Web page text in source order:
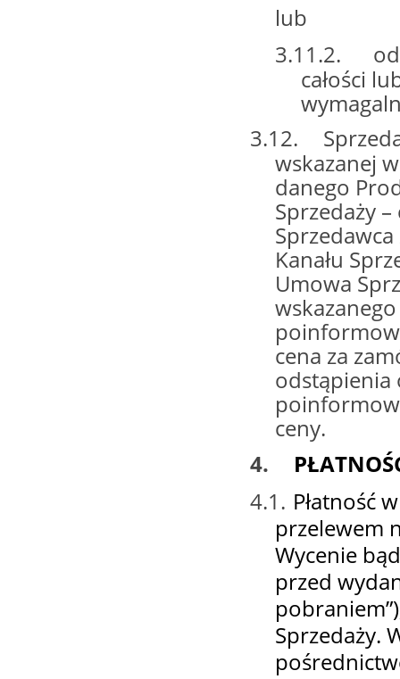
lub
3.11.2.
całości
3.12.
wskazanej
danego
Sprzedaży
Kanału
Umowa
cena za
odstąpienia
ceny.
4.
4.1. Płatność
przelewem
Wycenie
przed
Sprzedaży.